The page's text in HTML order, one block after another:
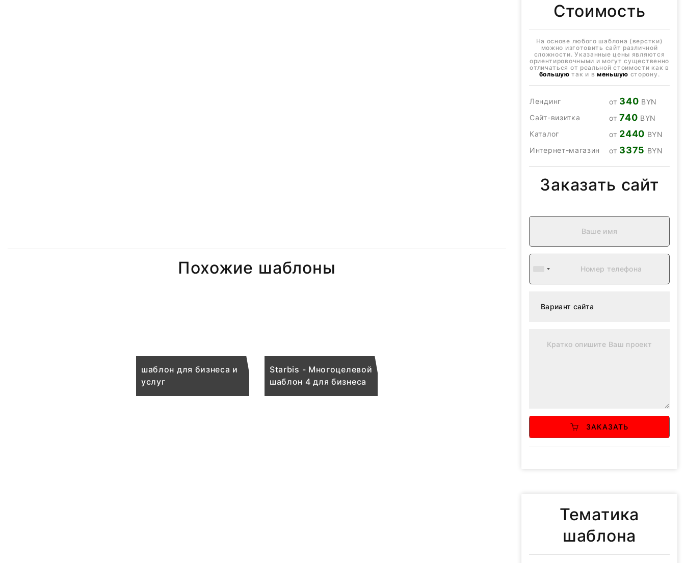
Похожие шаблоны
шаблон для бизнеса и
услуг
Starbis - Многоцелевой
шаблон 4 для бизнеса
Стоимость
На основе любого шаблона (верстки)
можно изготовить сайт различной
сложности. Указанные цены являются
ориентировочными и могут существенно
отличаться от реальной стоимости как в
большую так и в меньшую сторону.
Лендинг от 340 BYN
Сайт-визитка
от740 BYN
Каталог
от 2440 BYN
Интернет-магазин
от 3375 BYN
Заказать сайт
ЗАКАЗАТЬ
Тематика
шаблона